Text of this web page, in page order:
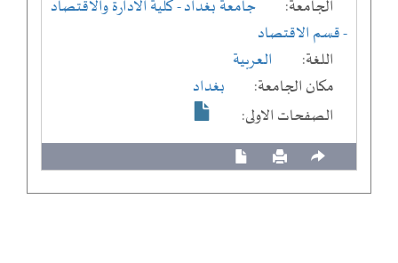
الجامعة:
جامعة بغداد- كلية الادارة والاقتصاد
- قسم الاقتصاد
اللغة:
العربية
مكان الجامعة:
بغداد
الصفحات الاولى: